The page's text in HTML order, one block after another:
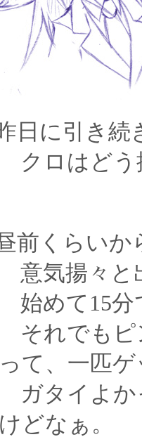
日に引き続
ロはどう
前くらいか
気揚々と
めて15分
れでもピ
て、一匹
タイよか
どなぁ。